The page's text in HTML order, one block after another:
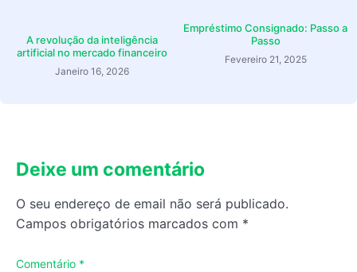
A revolução da inteligência
artificial no mercado financeiro
Janeiro 16, 2026
Empréstimo Consignado: Passo a
Passo
Fevereiro 21, 2025
Deixe um comentário
O seu endereço de email não será publicado.
Campos obrigatórios marcados com *
Comentário *